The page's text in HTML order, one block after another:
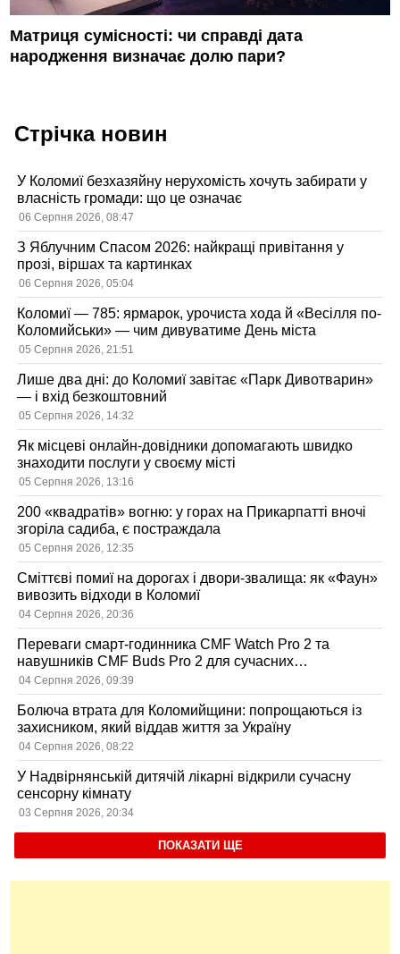
Матриця сумісності: чи справді дата
народження визначає долю пари?
Стрічка новин
У Коломиї безхазяйну нерухомість хочуть забирати у
власність громади: що це означає
06 Серпня 2026, 08:47
З Яблучним Спасом 2026: найкращі привітання у
прозі, віршах та картинках
06 Серпня 2026, 05:04
Коломиї — 785: ярмарок, урочиста хода й «Весілля по-
Коломийськи» — чим дивуватиме День міста
05 Серпня 2026, 21:51
Лише два дні: до Коломиї завітає «Парк Дивотварин»
— і вхід безкоштовний
05 Серпня 2026, 14:32
Як місцеві онлайн-довідники допомагають швидко
знаходити послуги у своєму місті
05 Серпня 2026, 13:16
200 «квадратів» вогню: у горах на Прикарпатті вночі
згоріла садиба, є постраждала
05 Серпня 2026, 12:35
Сміттєві помиї на дорогах і двори-звалища: як «Фаун»
вивозить відходи в Коломиї
04 Серпня 2026, 20:36
Переваги смарт-годинника CMF Watch Pro 2 та
навушників CMF Buds Pro 2 для сучасних
користувачів
04 Серпня 2026, 09:39
Болюча втрата для Коломийщини: попрощаються із
захисником, який віддав життя за Україну
04 Серпня 2026, 08:22
У Надвірнянській дитячій лікарні відкрили сучасну
сенсорну кімнату
03 Серпня 2026, 20:34
ПОКАЗАТИ ЩЕ